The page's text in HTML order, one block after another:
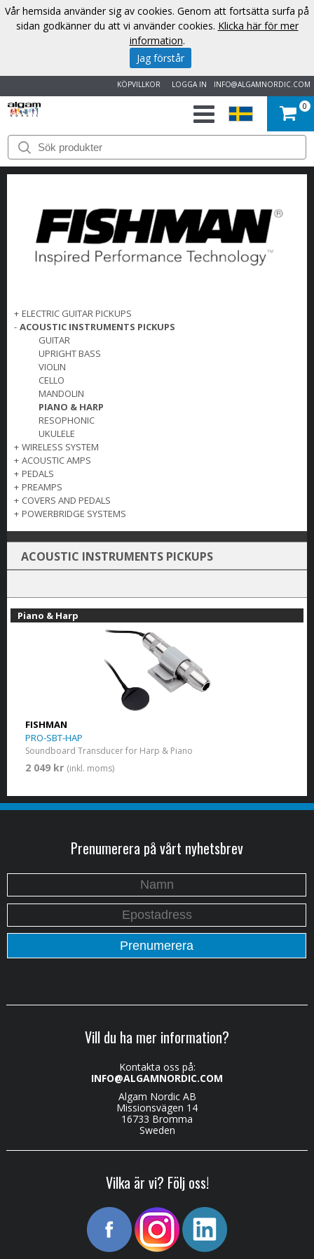
INFO@ALGAMNORDIC.COM
LOGGA IN
KÖPVILLKOR
START
VARUMÄRKEN
NYHETER
OM
KONTAKT
0
+ ELECTRIC GUITAR PICKUPS
- ACOUSTIC INSTRUMENTS PICKUPS
GUITAR
UPRIGHT BASS
VIOLIN
CELLO
MANDOLIN
PIANO & HARP
RESOPHONIC
UKULELE
+ WIRELESS SYSTEM
+ ACOUSTIC AMPS
+ PEDALS
+ PREAMPS
+ COVERS AND PEDALS
+ POWERBRIDGE SYSTEMS
ACOUSTIC INSTRUMENTS PICKUPS
Piano & Harp
FISHMAN
PRO-SBT-HAP
Soundboard Transducer for Harp & Piano
2 049 kr (inkl. moms)
Prenumerera på vårt nyhetsbrev
Vill du ha mer information?
Kontakta oss på:
INFO@ALGAMNORDIC.COM
Algam Nordic AB
Missionsvägen 14
16733 Bromma
Sweden
Vilka är vi? Följ oss!
Vår hemsida använder sig av cookies. Genom att fortsätta surfa på
sidan godkänner du att vi använder cookies. Klicka här för mer
information.
Jag förstår